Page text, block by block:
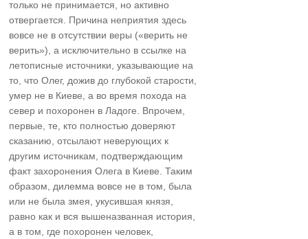
только не принимается, но активно
отвергается. Причина неприятия здесь
вовсе не в отсутствии веры («верить не
верить»), а исключительно в ссылке на
летописные источники, указывающие на
то, что Олег, дожив до глубокой старости,
умер не в Киеве, а во время похода на
север и похоронен в Ладоге. Впрочем,
первые, те, кто полностью доверяют
сказанию, отсылают неверующих к
другим источникам, подтверждающим
факт захоронения Олега в Киеве. Таким
образом, дилемма вовсе не в том, была
или не была змея, укусившая князя,
равно как и вся вышеназванная история,
а в том, где похоронен человек,